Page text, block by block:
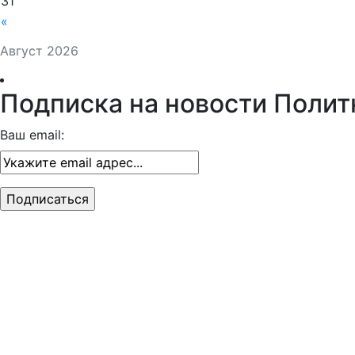
Август 2026
«
Подписка на новости
Ваш email: